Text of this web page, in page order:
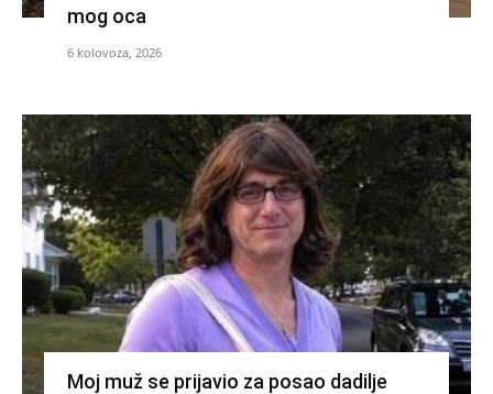
mog oca
6 kolovoza, 2026
Moj muž se prijavio za posao dadilje